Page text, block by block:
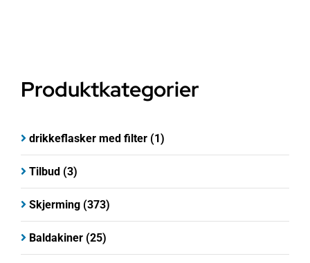
Produktkategorier
drikkeflasker med filter (1)
Tilbud (3)
Skjerming (373)
Baldakiner (25)